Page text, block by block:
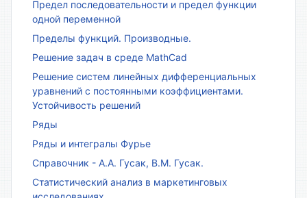
Предел последовательности и предел функции
одной переменной
Пределы функций. Производные.
Решение задач в среде MathCad
Решение систем линейных дифференциальных
уравнений с постоянными коэффициентами.
Устойчивость решений
Ряды
Ряды и интегралы Фурье
Справочник - А.А. Гусак, В.М. Гусак.
Статистический анализ в маркетинговых